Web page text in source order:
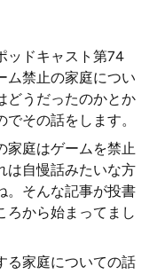
ッドキャスト第74
ム禁止の家庭につい
どうだったのかとか
その話をします。
家庭はゲームを禁止
は自慢話みたいな方
。そんな記事が投書
ろから始まってまし
る家庭についての話